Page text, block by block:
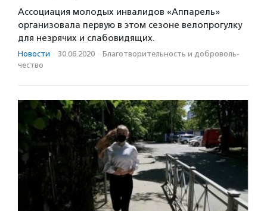
Ассоциация молодых инвалидов «Аппарель»
организовала первую в этом сезоне велопрогулку
для незрячих и слабовидящих.
Новости · 30.06.2020 · Благотвори­тель­ность и доброволь­
чест­во